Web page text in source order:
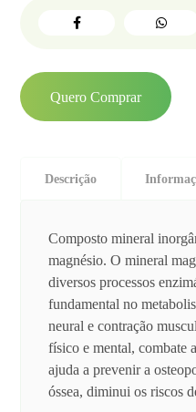
Quero Comprar
Descrição
Composto mineral
magnésio. O mineral
diversos processos
fundamental no
neural e contração
físico e mental, combate
ajuda a prevenir a
óssea, diminui os riscos